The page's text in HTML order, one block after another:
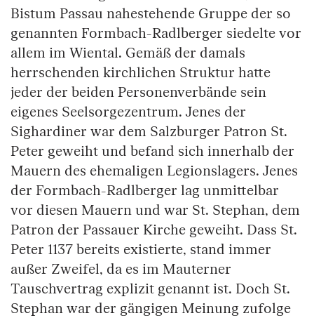
Bistum Passau nahestehende Gruppe der so
genannten Formbach-Radlberger siedelte vor
allem im Wiental. Gemäß der damals
herrschenden kirchlichen Struktur hatte
jeder der beiden Personenverbände sein
eigenes Seelsorgezentrum. Jenes der
Sighardiner war dem Salzburger Patron St.
Peter geweiht und befand sich innerhalb der
Mauern des ehemaligen Legionslagers. Jenes
der Formbach-Radlberger lag unmittelbar
vor diesen Mauern und war St. Stephan, dem
Patron der Passauer Kirche geweiht. Dass St.
Peter 1137 bereits existierte, stand immer
außer Zweifel, da es im Mauterner
Tauschvertrag explizit genannt ist. Doch St.
Stephan war der gängigen Meinung zufolge